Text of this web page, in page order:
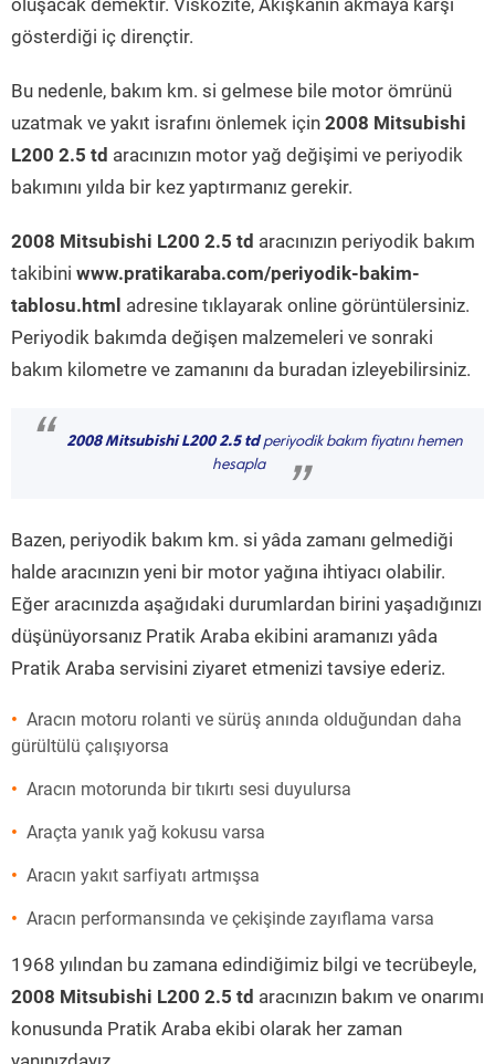
oluşacak demektir. Viskozite, Akışkanın akmaya karşı
gösterdiği iç dirençtir.
Bu nedenle, bakım km. si gelmese bile motor ömrünü
uzatmak ve yakıt israfını önlemek için 2008 Mitsubishi
L200 2.5 td aracınızın motor yağ değişimi ve periyodik
bakımını yılda bir kez yaptırmanız gerekir.
2008 Mitsubishi L200 2.5 td aracınızın periyodik bakım
takibini www.pratikaraba.com/periyodik-bakim-
tablosu.html adresine tıklayarak online görüntülersiniz.
Periyodik bakımda değişen malzemeleri ve sonraki
bakım kilometre ve zamanını da buradan izleyebilirsiniz.
“ 2008 Mitsubishi L200 2.5 tdperiyodik bakım fiyatını hemen
hesapla
”
Bazen, periyodik bakım km. si yâda zamanı gelmediği
halde aracınızın yeni bir motor yağına ihtiyacı olabilir.
Eğer aracınızda aşağıdaki durumlardan birini yaşadığınızı
düşünüyorsanız Pratik Araba ekibini aramanızı yâda
Pratik Araba servisini ziyaret etmenizi tavsiye ederiz.
Aracın motoru rolanti ve sürüş anında olduğundan daha
gürültülü çalışıyorsa
Aracın motorunda bir tıkırtı sesi duyulursa
Araçta yanık yağ kokusu varsa
Aracın yakıt sarfiyatı artmışsa
Aracın performansında ve çekişinde zayıflama varsa
1968 yılından bu zamana edindiğimiz bilgi ve tecrübeyle,
2008 Mitsubishi L200 2.5 td aracınızın bakım ve onarımı
konusunda Pratik Araba ekibi olarak her zaman